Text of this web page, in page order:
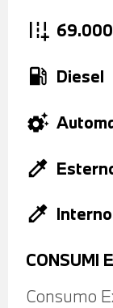
add_road
local_gas_station Diesel
settings_suggest
colorize
colorize
CONSUMI
Consumo